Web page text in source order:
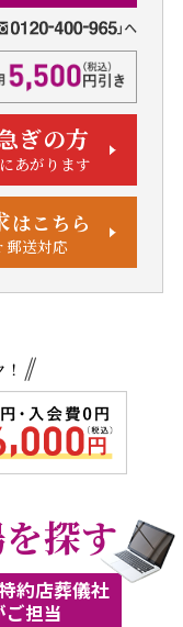
ぎの方
あがります
はこちら
郵送対応
探す
約店葬儀社
ご担当